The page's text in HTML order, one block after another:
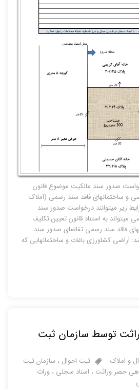
صدور سند مالکیت موضوع قانون
و ساختمانهای فاقد سند رسمی (املاک
زیر میتوانند درخواست صدور سند
میتواند به استناد قانون تعیین تکلیف
فاقد سند رسمی تقاضای صدور سند
اراضی کشاورزی باغات و ساختمانهایی که
توسط سازمان ثبت
و املاک ثبت احوال ، سازمان ثبت
حصر وراثت ، اسناد سجلی ،وراث